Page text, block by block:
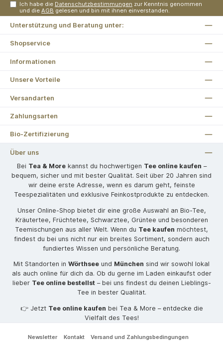
Ich habe die Datenschutzbestimmungen zur Kenntnis genommen
und dieAGB gelesen und bin mit ihnen einverstanden.
Unterstützung und Beratung unter:
Shopservice
Informationen
Unsere Vorteile
Versandarten
Zahlungsarten
Bio-Zertifizierung
Über uns
Bei Tea & Morekannst du hochwertigen Tee online kaufen –
bequem, sicher und mit bester Qualität. Seit über 20 Jahren sind
wir deine erste Adresse, wenn es darum geht, feinste
Teespezialitäten und exklusive Feinkostprodukte zu entdecken.
Unser Online-Shop bietet dir eine große Auswahl an Bio-Tee,
Kräutertee, Früchtetee, Schwarztee, Grüntee und besonderen
Teemischungen aus aller Welt. Wenn du Tee kaufen möchtest,
findest du bei uns nicht nur ein breites Sortiment, sondern auch
fundiertes Wissen und persönliche Beratung.
Mit Standorten in Wörthsee und München sind wir sowohl lokal
als auch online für dich da. Ob du gerne im Laden einkaufst oder
lieber Tee online bestellst– bei uns findest du deinen Lieblings-
Tee in bester Qualität.
👉 Jetzt Tee online kaufen bei Tea & More – entdecke die
Vielfalt des Tees!
Newsletter Kontakt Versand und Zahlungsbedingungen